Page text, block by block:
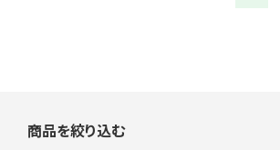
商品を絞り込む